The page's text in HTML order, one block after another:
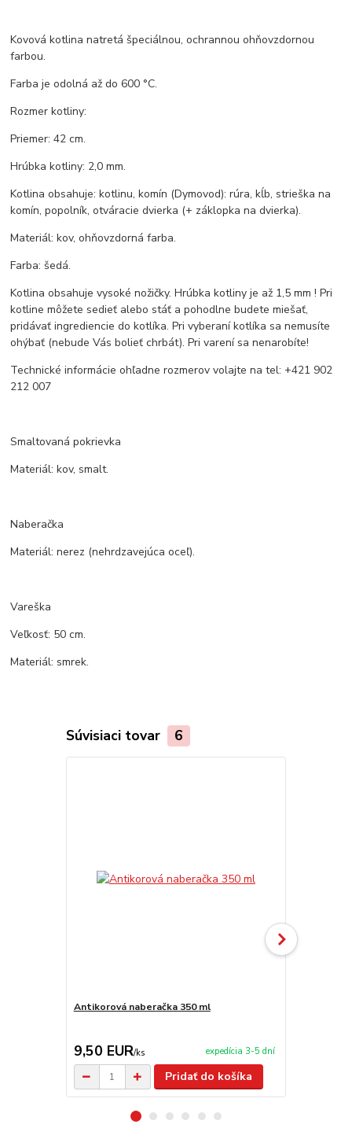
Kovová kotlina natretá špeciálnou, ochrannou ohňovzdornou
farbou.
Farba je odolná až do 600 °C.
Rozmer kotliny:
Priemer: 42 cm.
Hrúbka kotliny: 2,0 mm.
Kotlina obsahuje: kotlinu, komín (Dymovod): rúra, kĺb, strieška na
komín, popolník, otváracie dvierka (+ záklopka na dvierka).
Materiál: kov, ohňovzdorná farba.
Farba: šedá.
Kotlina obsahuje vysoké nožičky. Hrúbka kotliny je až 1,5 mm ! Pri
kotline môžete sedieť alebo stáť a pohodlne budete miešať,
pridávať ingrediencie do kotlíka. Pri vyberaní kotlíka sa nemusíte
ohýbať (nebude Vás bolieť chrbát). Pri varení sa nenarobíte!
Technické informácie ohľadne rozmerov volajte na tel: +421 902
212 007
Smaltovaná pokrievka
Materiál: kov, smalt.
Naberačka
Materiál: nerez (nehrdzavejúca oceľ).
Vareška
Veľkosť: 50 cm.
Materiál: smrek.
Súvisiaci tovar 6
Antikorová naberačka 350 ml
9,50 EUR/ks expedícia 3-5 dní
Pridať do košíka